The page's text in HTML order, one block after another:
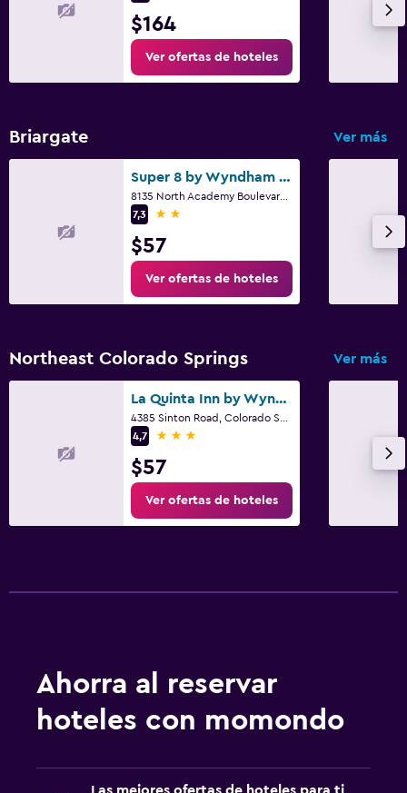
$164
Ver ofertas de hoteles
Briargate Ver más
Super 8 by Wyndham Colorado Springs/Afa Area
8135 North Academy Boulevard, Colorado Springs, CO
7,3
2 estrellas
$57
Ver ofertas de hoteles
Northeast Colorado Springs Ver más
La Quinta Inn by Wyndham Colorado Springs Garden of the Gods
4,7
3 estrellas
$57
Ver ofertas de hoteles
Ahorra al reservar
hoteles con momondo
Las mejores ofertas de hoteles para ti